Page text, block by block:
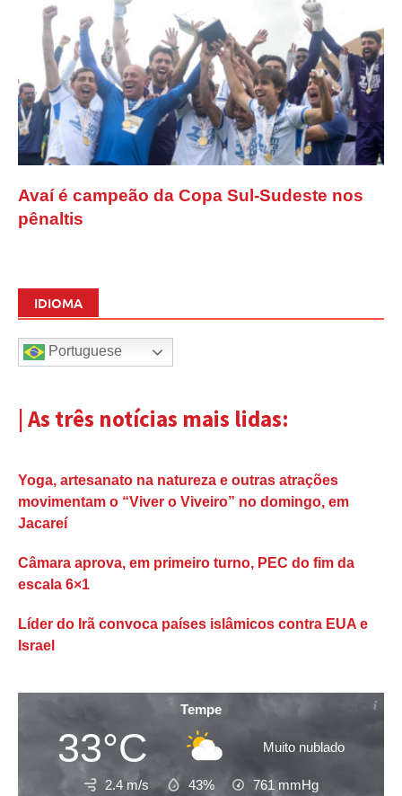
Avaí é campeão da Copa Sul-Sudeste nos
pênaltis
IDIOMA
Portuguese
| As três notícias mais lidas:
Yoga, artesanato na natureza e outras atrações
movimentam o “Viver o Viveiro” no domingo, em
Jacareí
Câmara aprova, em primeiro turno, PEC do fim da
escala 6×1
Líder do Irã convoca países islâmicos contra EUA e
Israel
Tempe
33°C Muito nublado
2.4 m/s 43% 761 mmHg